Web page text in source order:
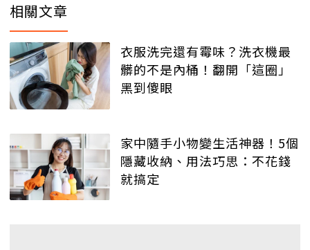
相關文章
衣服洗完還有霉味？洗衣機最
髒的不是內桶！翻開「這圈」
黑到傻眼
家中隨手小物變生活神器！5個
隱藏收納、用法巧思：不花錢
就搞定